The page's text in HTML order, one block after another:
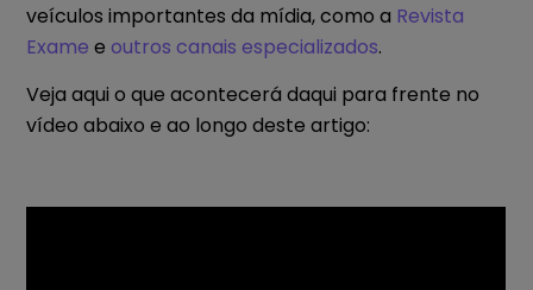
veículos importantes da mídia, como a Revista
Exame eoutros canais especializados.
Veja aqui o que acontecerá daqui para frente no
vídeo abaixo e ao longo deste artigo: